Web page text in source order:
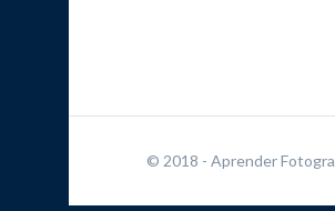
© 2018 - Aprender